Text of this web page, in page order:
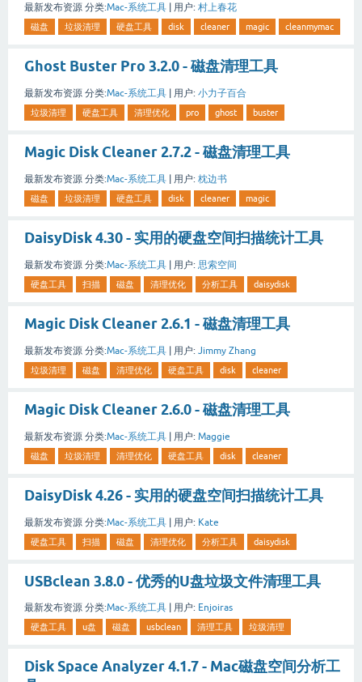
最新发布资源 分类:Mac-系统工具 | 用户: 村上春花
磁盘 垃圾清理 硬盘工具 disk cleaner magic cleanmymac
Ghost Buster Pro 3.2.0 - 磁盘清理工具
最新发布资源 分类:Mac-系统工具 | 用户: 小力子百合
垃圾清理 硬盘工具 清理优化 pro ghost buster
Magic Disk Cleaner 2.7.2 - 磁盘清理工具
最新发布资源 分类:Mac-系统工具 | 用户: 枕边书
磁盘 垃圾清理 硬盘工具 disk cleaner magic
DaisyDisk 4.30 - 实用的硬盘空间扫描统计工具
最新发布资源 分类:Mac-系统工具 | 用户: 思索空间
硬盘工具 扫描 磁盘 清理优化 分析工具 daisydisk
Magic Disk Cleaner 2.6.1 - 磁盘清理工具
最新发布资源 分类:Mac-系统工具 | 用户: Jimmy Zhang
垃圾清理 磁盘 清理优化 硬盘工具 disk cleaner
Magic Disk Cleaner 2.6.0 - 磁盘清理工具
最新发布资源 分类:Mac-系统工具 | 用户: Maggie
磁盘 垃圾清理 清理优化 硬盘工具 disk cleaner
DaisyDisk 4.26 - 实用的硬盘空间扫描统计工具
最新发布资源 分类:Mac-系统工具 | 用户: Kate
硬盘工具 扫描 磁盘 清理优化 分析工具 daisydisk
USBclean 3.8.0 - 优秀的U盘垃圾文件清理工具
最新发布资源 分类:Mac-系统工具 用户: Enjoiras
硬盘工具 u盘 磁盘 usbclean 清理工具 垃圾清理
Disk Space Analyzer 4.1.7 - Mac磁盘空间分析工